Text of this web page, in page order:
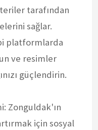
tarafından
sağlar.
platformlarda
ve resimler
güçlendirin.
Zonguldak'ın
için sosyal